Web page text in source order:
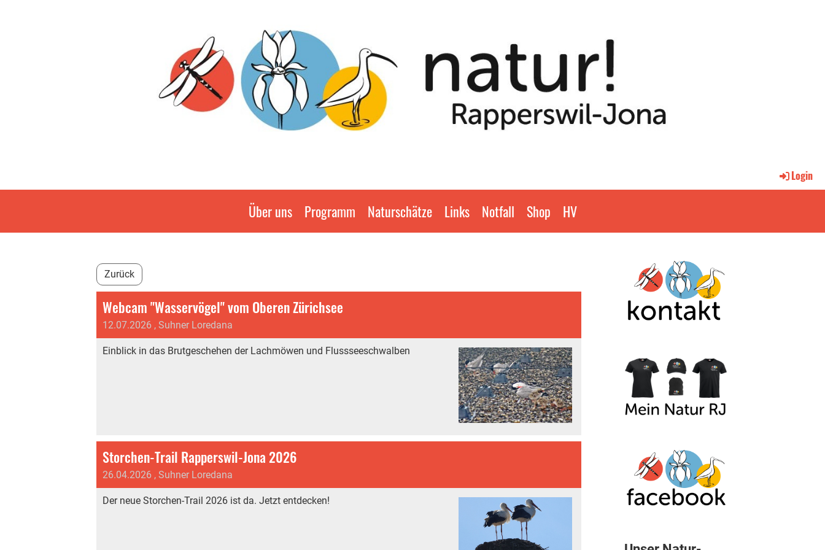
Login
Über uns Programm Naturschätze Links Notfall Shop HV
Zurück
Webcam "Wasservögel" vom Oberen Zürichsee
12.07.2026 , Suhner Loredana
Einblick in das Brutgeschehen der Lachmöwen und Flussseeschwalben
Storchen-Trail Rapperswil-Jona 2026
26.04.2026 , Suhner Loredana
Der neue Storchen-Trail 2026 ist da. Jetzt entdecken!